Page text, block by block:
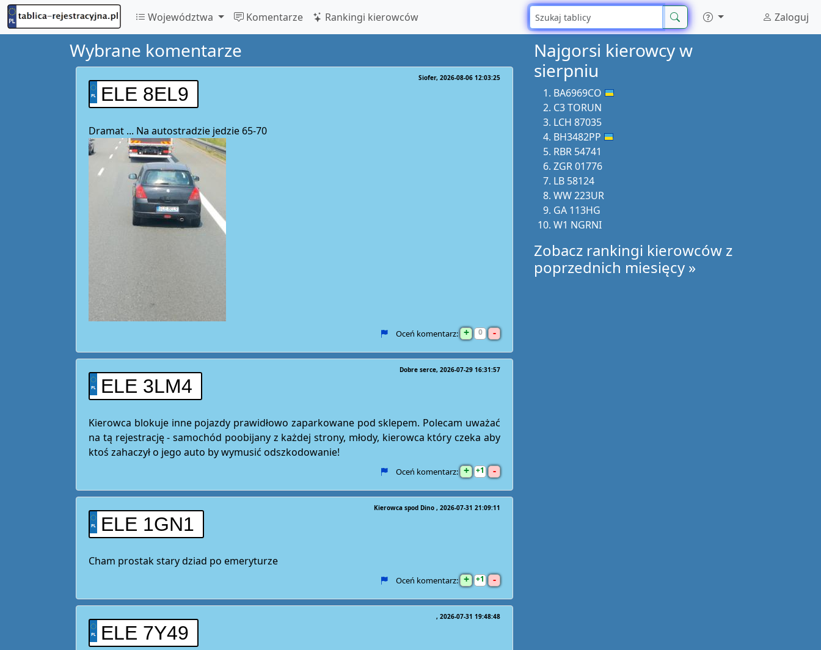
Województwa Komentarze Rankingi kierowców Zaloguj
Wybrane komentarze
ELE 8EL9
Siofer 2026-08-06 12:03:25
Dramat ... Na autostradzie jedzie 65-70
Oceń komentarz: + 0 -
ELE 3LM4
Dobre serce 2026-07-29 16:31:57
Kierowca blokuje inne pojazdy prawidłowo zaparkowane pod sklepem. Polecam uważać
na tą rejestrację - samochód poobijany z każdej strony, młody, kierowca który czeka aby
ktoś zahaczył o jego auto by wymusić odszkodowanie!
Oceń komentarz: + 1 -
ELE 1GN1
Kierowca spod Dino 2026-07-31 21:09:11
Cham prostak stary dziad po emeryturze
Oceń komentarz: + 1 -
ELE 7Y49
2026-07-31 19:48:48
Najgorsi kierowcy w
sierpniu
BA6969CO
C3 TORUN
LCH 87035
BH3482PP
RBR 54741
ZGR 01776
LB 58124
WW 223UR
GA 113HG
W1 NGRNI
Zobacz rankingi kierowców z
poprzednich miesięcy »